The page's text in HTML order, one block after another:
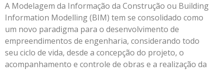
A Modelagem da Informação da Construção ou Building
Information Modelling (BIM) tem se consolidado como
um novo paradigma para o desenvolvimento de
empreendimentos de engenharia, considerando todo
seu ciclo de vida, desde a concepção do projeto, o
acompanhamento e controle de obras e a realização da